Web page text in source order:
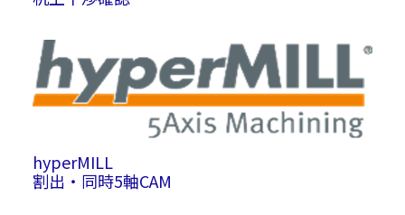
hyperMILL
割出・同時5軸CAM